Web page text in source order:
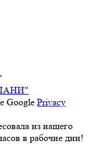
Google Privacy
из нашего
в рабочие дни!